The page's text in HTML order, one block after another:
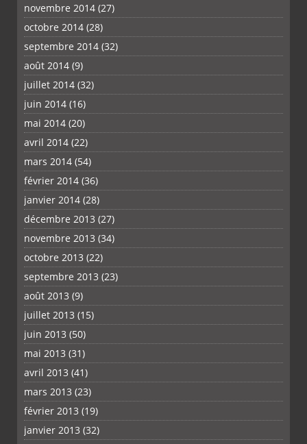
novembre 2014 (27)
octobre 2014 (28)
septembre 2014 (32)
août 2014 (9)
juillet 2014 (32)
juin 2014 (16)
mai 2014 (20)
avril 2014 (22)
mars 2014 (54)
février 2014 (36)
janvier 2014 (28)
décembre 2013 (27)
novembre 2013 (34)
octobre 2013 (22)
septembre 2013 (23)
août 2013 (9)
juillet 2013 (15)
juin 2013 (50)
mai 2013 (31)
avril 2013 (41)
mars 2013 (23)
février 2013 (19)
janvier 2013 (32)